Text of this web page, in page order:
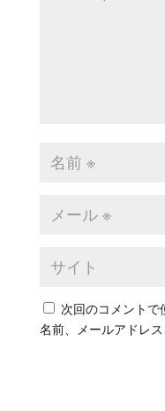
次回のコメントで
名前、メールアドレス